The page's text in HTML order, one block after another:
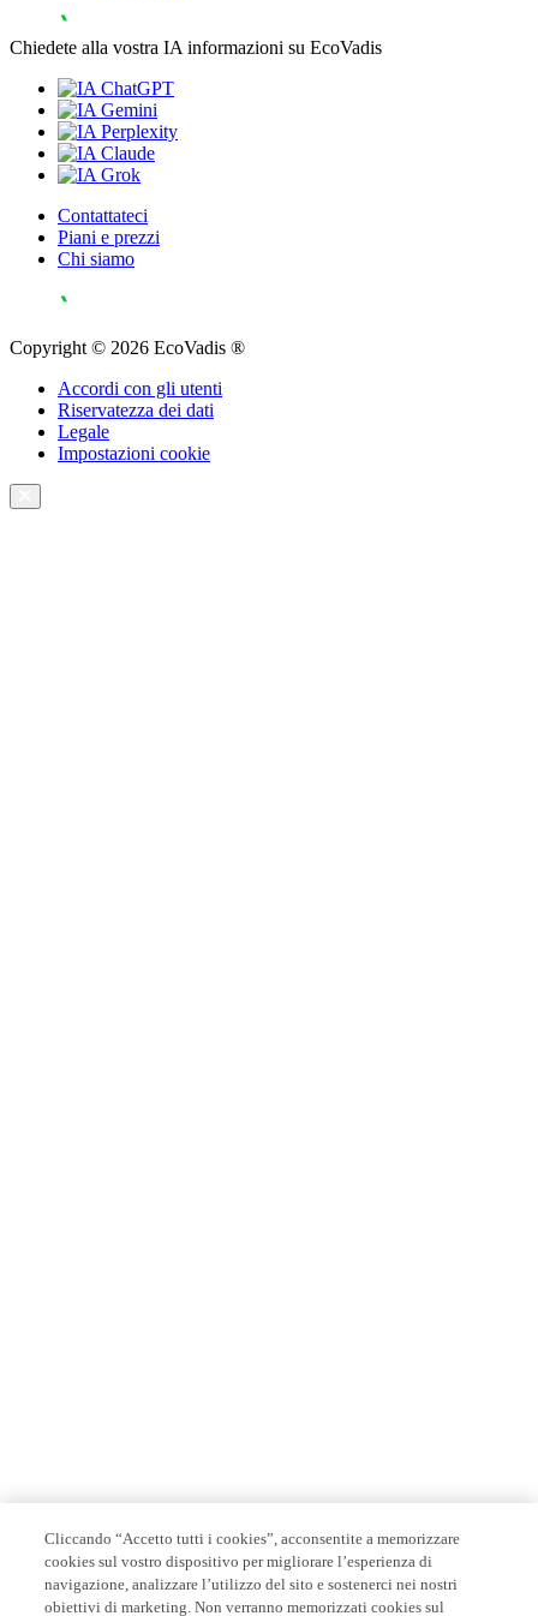
Chiedete alla vostra IA informazioni su EcoVadis
Contattateci
Piani e prezzi
Chi siamo
Copyright © 2026 EcoVadis ®
Accordi con gli utenti
Riservatezza dei dati
Legale
Impostazioni cookie
Cliccando “Accetto tutti i cookies”, acconsentite a memorizzare
cookies sul vostro dispositivo per migliorare l’esperienza di
navigazione, analizzare l’utilizzo del sito e sostenerci nei nostri
obiettivi di marketing. Non verranno memorizzati cookies sul